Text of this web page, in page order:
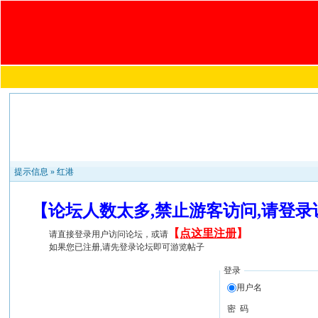
提示信息 »红港
【论坛人数太多,禁止游客访问,请登
请直接登录用户访问论坛，或请 【 点这里注册】
如果您已注册,请先登录论坛即可游览帖子
登录
用户名
密 码